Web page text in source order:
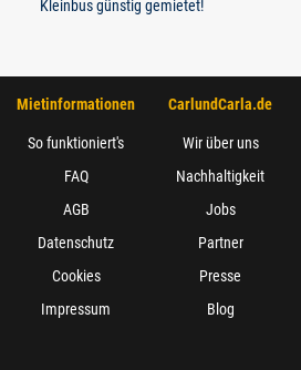
Kleinbus günstig gemietet!
Mietinformationen
So funktioniert's
FAQ
AGB
Datenschutz
Cookies
Impressum
CarlundCarla.de
Wir über uns
Nachhaltigkeit
Jobs
Partner
Presse
Blog